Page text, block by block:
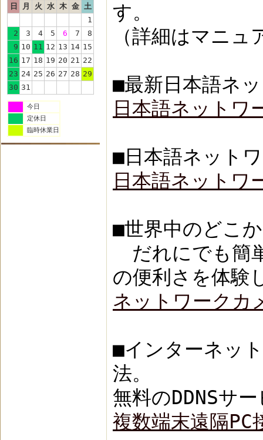
日
月 火 水 木 金 土
1
2
3 4 5 6 7
8
9 10 11 12 13 14 15
16 17 18 19 20 21 22
23 24 25 26 27 28 29
30 31
今日
定休日
臨時休業日
す。
（詳細はマニ
■最新日本語ネ
日本語ネット
■日本語ネット
日本語ネット
■世界中のどこ
だれにでも簡
の便利さを体験
ネットワークカ
■インターネッ
法。
無料のDDNSサ
複数端末遠隔